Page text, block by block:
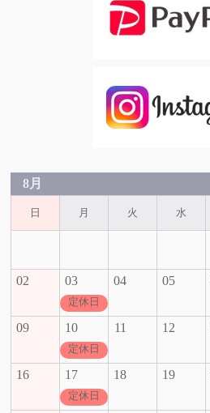
8月
日 月 火 水
02 03
定休日
04 05
09 10
定休日
11 12
16 17
定休日
18 19